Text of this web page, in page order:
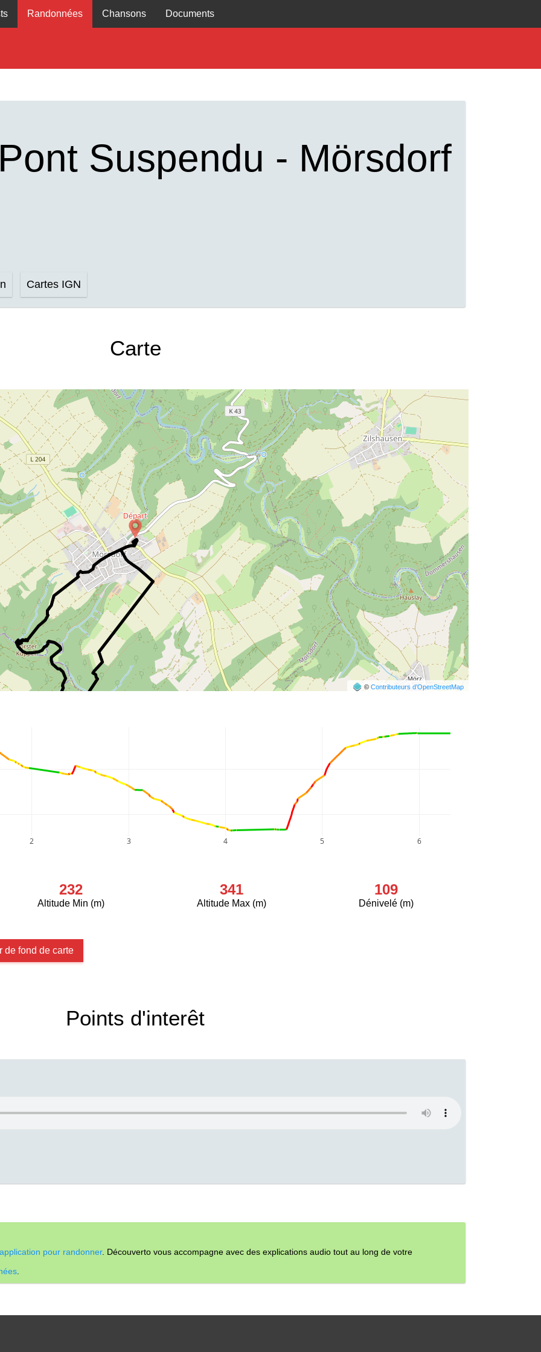
Randonnées Chansons Documents
Suspendu - Mörsdorf
Cartes IGN
Carte
©Contributeurs d’OpenStreetMap
2 3 4 5 6
232
Altitude Min (m)
341
Altitude Max (m)
109
Dénivelé (m)
de fond de carte
Points d'interêt
pour randonner. Découverto vous accompagne avec des explications audio tout au long de votre